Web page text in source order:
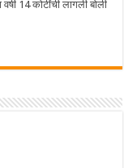
14 कोटींची लागली बोली